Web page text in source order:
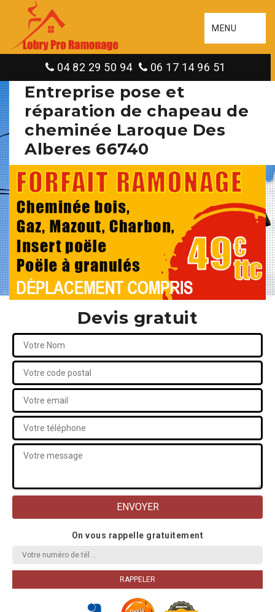
MENU
04 82 29 50 94 06 17 14 96 51
Entreprise pose et
réparation de chapeau de
cheminée Laroque Des
Alberes 66740
Devis gratuit
On vous rappelle gratuitement